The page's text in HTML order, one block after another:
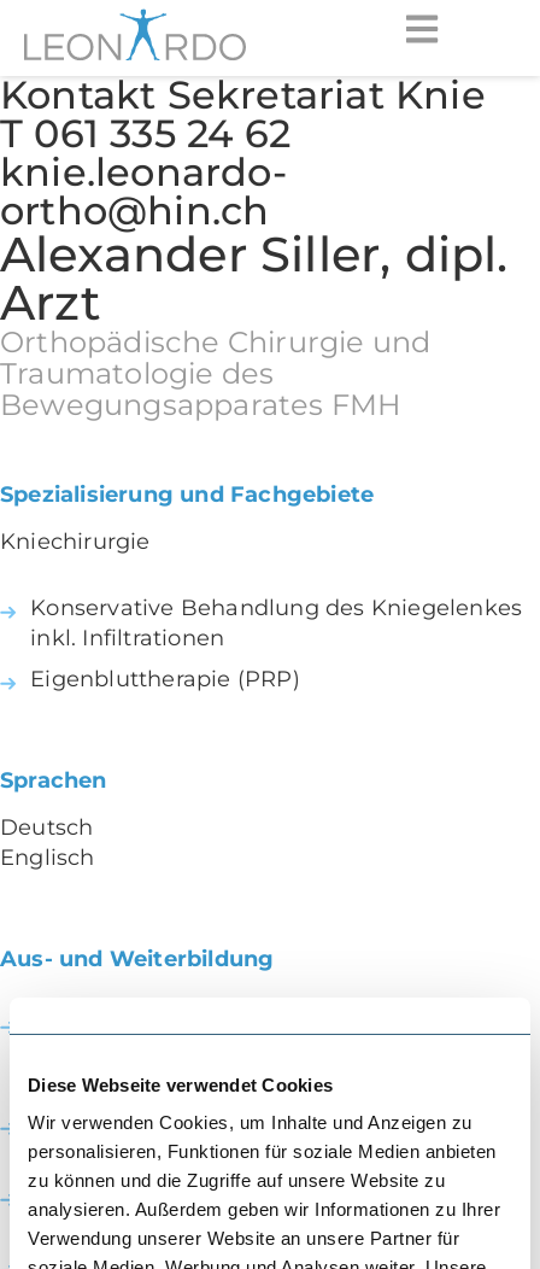
Diese Webseite verwendet Cookies
Wir verwenden Cookies, um Inhalte und Anzeigen zu
personalisieren, Funktionen für soziale Medien anbieten
zu können und die Zugriffe auf unsere Website zu
analysieren. Außerdem geben wir Informationen zu Ihrer
Verwendung unserer Website an unsere Partner für
Kontakt Sekretariat Knie
T 061 335 24 62
knie.leonardo-
ortho@hin.ch
Alexander Siller, dipl.
Arzt
Orthopädische Chirurgie und
Traumatologie des
Bewegungsapparates FMH
Spezialisierung und Fachgebiete
Kniechirurgie
Konservative Behandlung des Kniegelenkes
inkl. Infiltrationen
Eigenbluttherapie (PRP)
Sprachen
Deutsch
Englisch
Aus- und Weiterbildung
03/2026
Oberarzt Kantonsspital Baselland (CA Prof.
Hirschmann, Nowakowski) 01/2022-02/2026
Facharzt Lorettokrankenhaus Freiburg i. Br.
(CA Dr. Rütschi/Hassel) 01/2018-12/2021